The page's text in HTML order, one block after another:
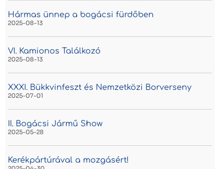
Hármas ünnep a bogácsi fürdőben
2025-08-13
VI. Kamionos Találkozó
2025-08-13
XXXI. Bükkvinfeszt és Nemzetközi Borverseny
2025-07-01
II. Bogácsi Jármű Show
2025-05-28
Kerékpártúrával a mozgásért!